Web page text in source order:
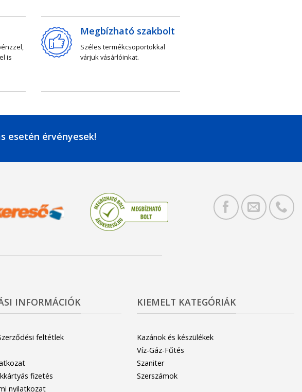
is
Megbízható szakbolt
Széles termékcsoportokkal
várjuk vásárlóinkat.
esetén érvényesek!
INFORMÁCIÓK
feltétlek
fizetés
nyilatkozat
KIEMELT KATEGÓRIÁK
Kazánok és készülékek
Víz-Gáz-Fűtés
Szaniter
Szerszámok